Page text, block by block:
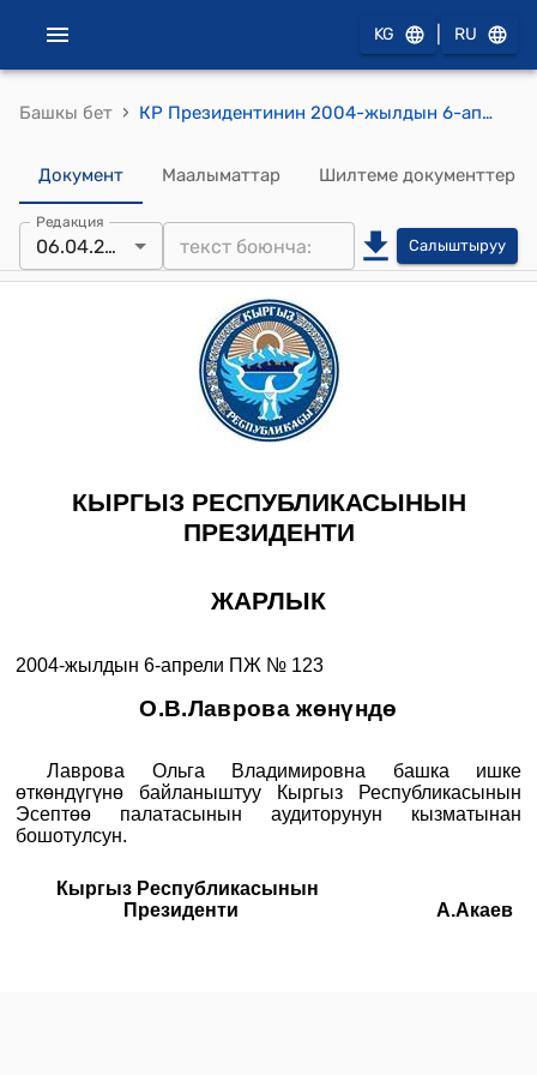
KG RU
Башкы бет › КР Президентинин 2004-жылдын 6-апрели ПЖ № 123 "О.В.Лаврова жөнүндө"
Документ Маалыматтар Шилтеме документтер
Редакция
06.04.2004 Салыштыруу